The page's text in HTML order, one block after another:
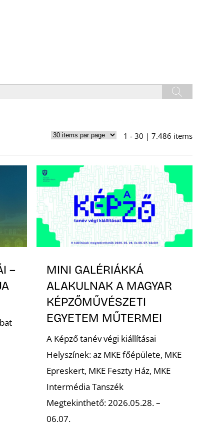
1 - 30 | 7.486 items
–
MINI GALÉRIÁKKÁ
ALAKULNAK A MAGYAR
KÉPZŐMŰVÉSZETI
EGYETEM MŰTERMEI
A Képző tanév végi kiállításai
Helyszínek: az MKE főépülete, MKE
Epreskert, MKE Feszty Ház, MKE
Intermédia Tanszék
Megtekinthető: 2026.05.28. –
06.07.